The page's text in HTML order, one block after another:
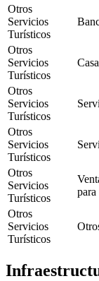
Otros
Servicios
Turísticos
Otros
Servicios
Turísticos
Otros
Servicios
Turísticos
Otros
Servicios
Turísticos
Otros
Servicios
Turísticos
Otros
Servicios
Turísticos